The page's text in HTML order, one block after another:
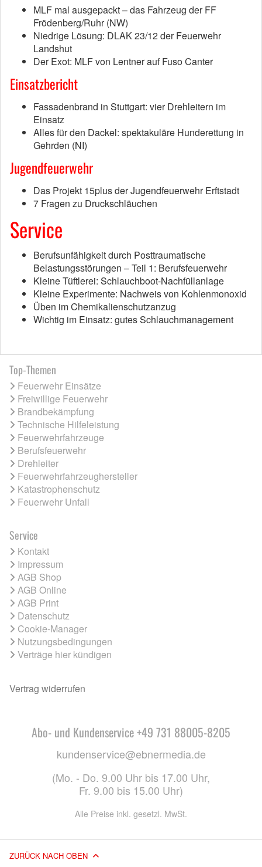
MLF mal ausgepackt – das Fahrzeug der FF
Frödenberg/Ruhr (NW)
Niedrige Lösung: DLAK 23/12 der Feuerwehr
Landshut
Der Exot: MLF von Lentner auf Fuso Canter
Einsatzbericht
Fassadenbrand in Stuttgart: vier Drehleitern im
Einsatz
Alles für den Dackel: spektakuläre Hunderettung in
Gehrden (NI)
Jugendfeuerwehr
Das Projekt 15plus der Jugendfeuerwehr Erftstadt
7 Fragen zu Druckschläuchen
Service
Berufsunfähigkeit durch Posttraumatische
Belastungsstörungen – Teil 1: Berufsfeuerwehr
Kleine Tüftlerei: Schlauchboot-Nachfüllanlage
Kleine Experimente: Nachweis von Kohlenmonoxid
Üben im Chemikalienschutzanzug
Wichtig im Einsatz: gutes Schlauchmanagement
Top-Themen
Feuerwehr Einsätze
Freiwillige Feuerwehr
Brandbekämpfung
Technische Hilfeleistung
Feuerwehrfahrzeuge
Berufsfeuerwehr
Drehleiter
Feuerwehrfahrzeughersteller
Katastrophenschutz
Feuerwehr Unfall
Service
Kontakt
Impressum
AGB Shop
AGB Online
AGB Print
Datenschutz
Cookie-Manager
Nutzungsbedingungen
Verträge hier kündigen
Vertrag widerrufen
Abo- und Kundenservice +49 731 88005-8205
kundenservice@ebnermedia.de
(Mo. - Do. 9.00 Uhr bis 17.00 Uhr,
Fr. 9.00 bis 15.00 Uhr)
Alle Preise inkl. gesetzl. MwSt.
ZURÜCK NACH OBEN